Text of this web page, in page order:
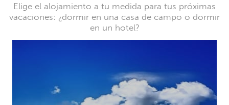
Elige el alojamiento a tu medida para tus próximas
vacaciones: ¿dormir en una casa de campo o dormir
en un hotel?